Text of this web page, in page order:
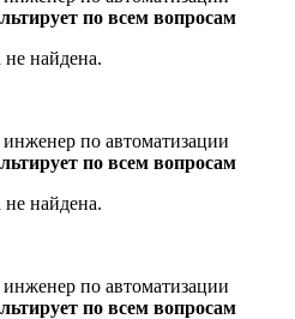
по всем вопросам
найдена.
по автоматизации
по всем вопросам
найдена.
по автоматизации
по всем вопросам